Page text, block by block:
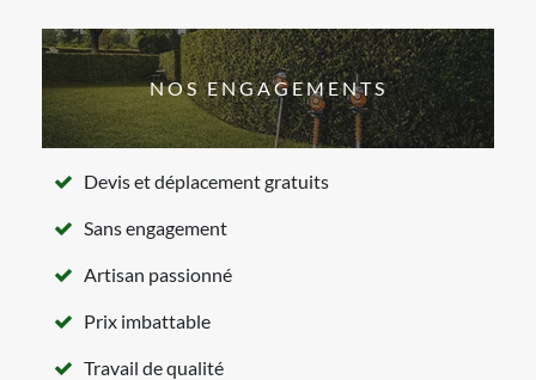
NOS ENGAGEMENTS
Devis et déplacement gratuits
Sans engagement
Artisan passionné
Prix imbattable
Travail de qualité